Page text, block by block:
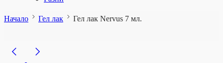
Начало Гел лак Гел лак Nervus 7 мл.